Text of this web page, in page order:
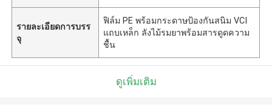
รายละเอียดการบรร
จุ
ฟิล์ม PE พร้อมกระดาษป้องกันสนิม VCI
แถบเหล็ก ลังไม้รมยาพร้อมสารดูดความ
ชื้น
ดูเพิ่มเติม